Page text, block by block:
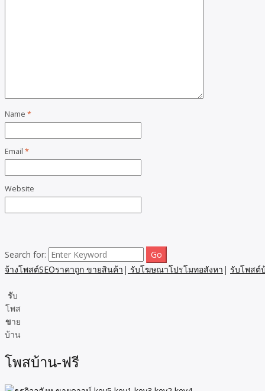
Name *
Email *
Website
Search for:
จ้างโพสต์SEOราคาถูก ขายสินค้า | รับโฆษณาโปรโมทอสังหา | รับโพสต์
รับ
โพส
ขาย
บ้าน
โพสบ้าน-ฟรี